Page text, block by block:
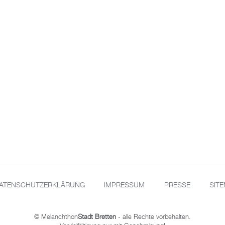
IMPRESSUM PRESSE
© MelanchthonStadt Bretten - alle Rechte vorbehalten.